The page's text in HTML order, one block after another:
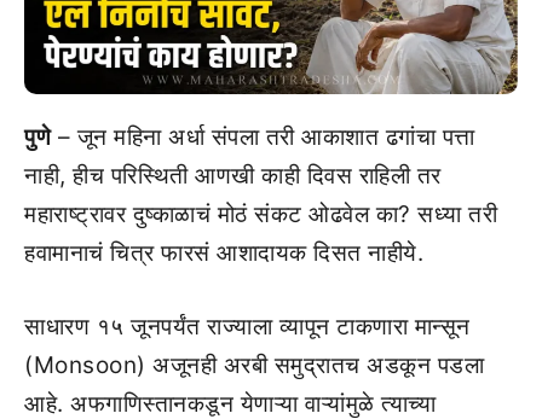
पुणे– जून महिना अर्धा संपला तरी आकाशात ढगांचा पत्ता
नाही, हीच परिस्थिती आणखी काही दिवस राहिली तर
महाराष्ट्रावर दुष्काळाचं मोठं संकट ओढवेल का? सध्या तरी
हवामानाचं चित्र फारसं आशादायक दिसत नाहीये.
साधारण १५ जूनपर्यंत राज्याला व्यापून टाकणारा मान्सून
(Monsoon) अजूनही अरबी समुद्रातच अडकून पडला
आहे. अफगाणिस्तानकडून येणाऱ्या वाऱ्यांमुळे त्याच्या